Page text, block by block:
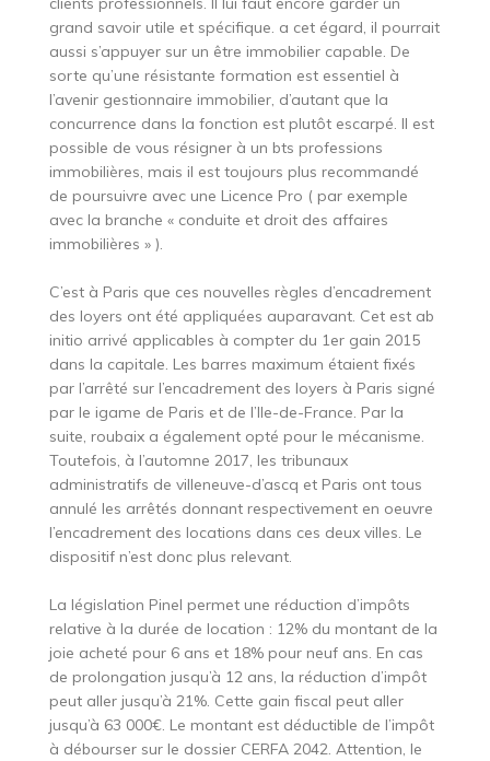
grand savoir utile et spécifique. a cet égard, il pourrait
aussi s’appuyer sur un être immobilier capable. De
sorte qu’une résistante formation est essentiel à
l’avenir gestionnaire immobilier, d’autant que la
concurrence dans la fonction est plutôt escarpé. Il est
possible de vous résigner à un bts professions
immobilières, mais il est toujours plus recommandé
de poursuivre avec une Licence Pro ( par exemple
avec la branche « conduite et droit des affaires
immobilières » ).
C’est à Paris que ces nouvelles règles d’encadrement
des loyers ont été appliquées auparavant. Cet est ab
initio arrivé applicables à compter du 1er gain 2015
dans la capitale. Les barres maximum étaient fixés
par l’arrêté sur l’encadrement des loyers à Paris signé
par le igame de Paris et de l’Ile-de-France. Par la
suite, roubaix a également opté pour le mécanisme.
Toutefois, à l’automne 2017, les tribunaux
administratifs de villeneuve-d’ascq et Paris ont tous
annulé les arrêtés donnant respectivement en oeuvre
l’encadrement des locations dans ces deux villes. Le
dispositif n’est donc plus relevant.
La législation Pinel permet une réduction d’impôts
relative à la durée de location : 12% du montant de la
joie acheté pour 6 ans et 18% pour neuf ans. En cas
de prolongation jusqu’à 12 ans, la réduction d’impôt
peut aller jusqu’à 21%. Cette gain fiscal peut aller
jusqu’à 63 000€. Le montant est déductible de l’impôt
à débourser sur le dossier CERFA 2042. Attention, le